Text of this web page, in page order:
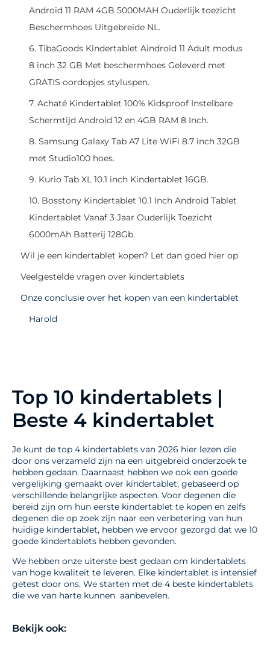
Android 11 RAM 4GB 5000MAH Ouderlijk toezicht
Beschermhoes Uitgebreide NL.
6. TibaGoods Kindertablet Aindroid 11 Adult modus
8 inch 32 GB Met beschermhoes Geleverd met
GRATIS oordopjes styluspen.
7. Achaté Kindertablet 100% Kidsproof Instelbare
Schermtijd Android 12 en 4GB RAM 8 Inch.
8. Samsung Galaxy Tab A7 Lite WiFi 8.7 inch 32GB
met Studio100 hoes.
9. Kurio Tab XL 10.1 inch Kindertablet 16GB.
10. Bosstony Kindertablet 10.1 Inch Android Tablet
Kindertablet Vanaf 3 Jaar Ouderlijk Toezicht
6000mAh Batterij 128Gb.
Wil je een kindertablet kopen? Let dan goed hier op
Veelgestelde vragen over kindertablets
Onze conclusie over het kopen van een kindertablet
Harold
Top 10 kindertablets |
Beste 4 kindertablet
Je kunt de top 4 kindertablets van 2026 hier lezen die
door ons verzameld zijn na een uitgebreid onderzoek te
hebben gedaan. Daarnaast hebben we ook een goede
vergelijking gemaakt over kindertablet, gebaseerd op
verschillende belangrijke aspecten. Voor degenen die
bereid zijn om hun eerste kindertablet te kopen en zelfs
degenen die op zoek zijn naar een verbetering van hun
huidige kindertablet, hebben we ervoor gezorgd dat we 10
goede kindertablets hebben gevonden.
We hebben onze uiterste best gedaan om kindertablets
van hoge kwaliteit te leveren. Elke kindertablet is intensief
getest door ons. We starten met de 4 beste kindertablets
die we van harte kunnen aanbevelen.
Bekijk ook: